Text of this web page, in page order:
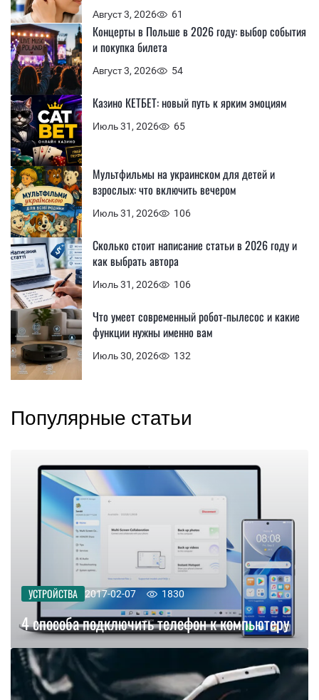
Август 3, 2026 61
Август 3, 2026 54
Концерты в Польше в 2026 году: выбор события
и покупка билета
Июль 31, 2026 65
Казино КЕТБЕТ: новый путь к ярким эмоциям
Июль 31, 2026 106
Мультфильмы на украинском для детей и
взрослых: что включить вечером
Июль 31, 2026 106
Сколько стоит написание статьи в 2026 году и
как выбрать автора
Июль 30, 2026 132
Что умеет современный робот-пылесос и какие
функции нужны именно вам
Популярные статьи
УСТРОЙСТВА 2017-02-07 1830
4 способа подключить телефон к компьютеру